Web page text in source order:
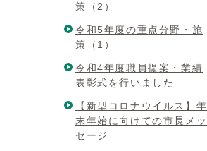
策（2）
令和5年度の重点分野・施
策（1）
令和4年度職員提案・業績
表彰式を行いました
【新型コロナウイルス】年
末年始に向けての市長メッ
セージ